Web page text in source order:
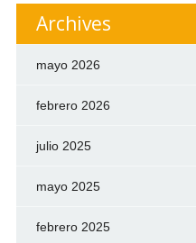
Archives
mayo 2026
febrero 2026
julio 2025
mayo 2025
febrero 2025